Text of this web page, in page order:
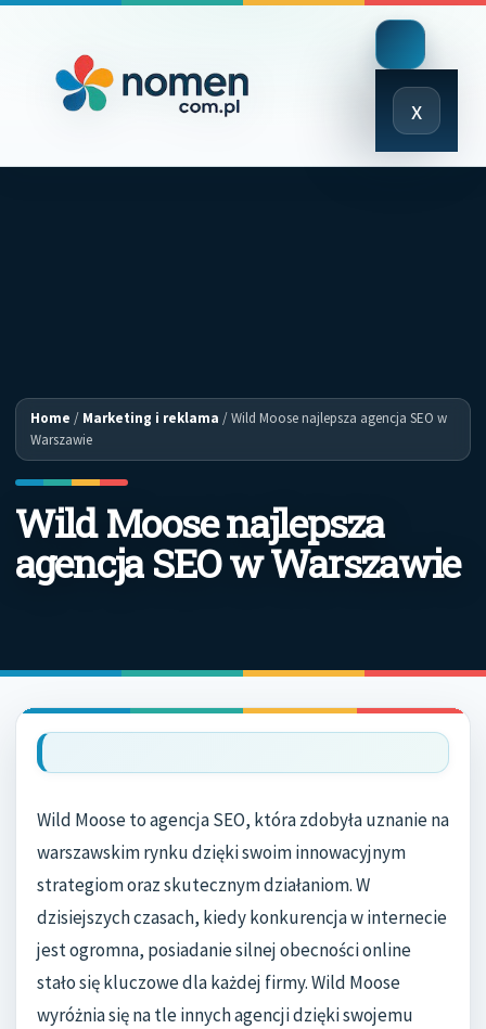
x
Close
Menu
Home / Marketing i reklama /Wild Moose najlepsza agencja SEO w
Warszawie
Wild Moose najlepsza
agencja SEO w Warszawie
Wild Moose to agencja SEO, która zdobyła uznanie na
warszawskim rynku dzięki swoim innowacyjnym
strategiom oraz skutecznym działaniom. W
dzisiejszych czasach, kiedy konkurencja w internecie
jest ogromna, posiadanie silnej obecności online
stało się kluczowe dla każdej firmy. Wild Moose
wyróżnia się na tle innych agencji dzięki swojemu